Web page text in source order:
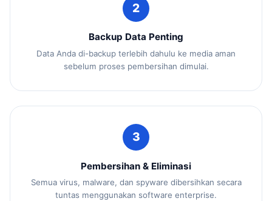
2
Backup Data Penting
Data Anda di-backup terlebih dahulu ke media aman
sebelum proses pembersihan dimulai.
3
Pembersihan & Eliminasi
Semua virus, malware, dan spyware dibersihkan secara
tuntas menggunakan software enterprise.